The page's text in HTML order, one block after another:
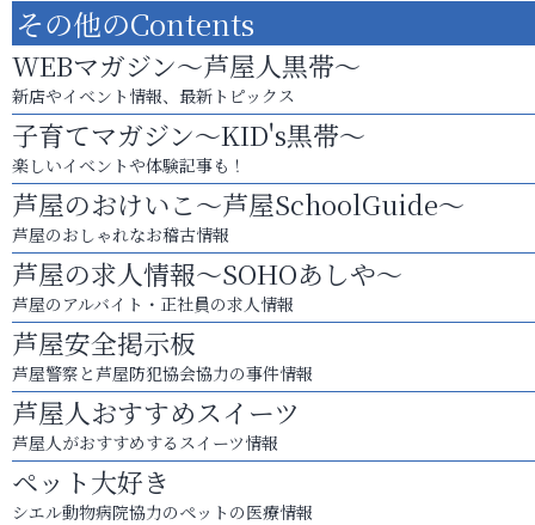
その他のContents
WEBマガジン～芦屋人黒帯～
新店やイベント情報、最新トピックス
子育てマガジン～KID's黒帯～
楽しいイベントや体験記事も！
芦屋のおけいこ～芦屋SchoolGuide～
芦屋のおしゃれなお稽古情報
芦屋の求人情報～SOHOあしや～
芦屋のアルバイト・正社員の求人情報
芦屋安全掲示板
芦屋警察と芦屋防犯協会協力の事件情報
芦屋人おすすめスイーツ
芦屋人がおすすめするスイーツ情報
ペット大好き
シエル動物病院協力のペットの医療情報